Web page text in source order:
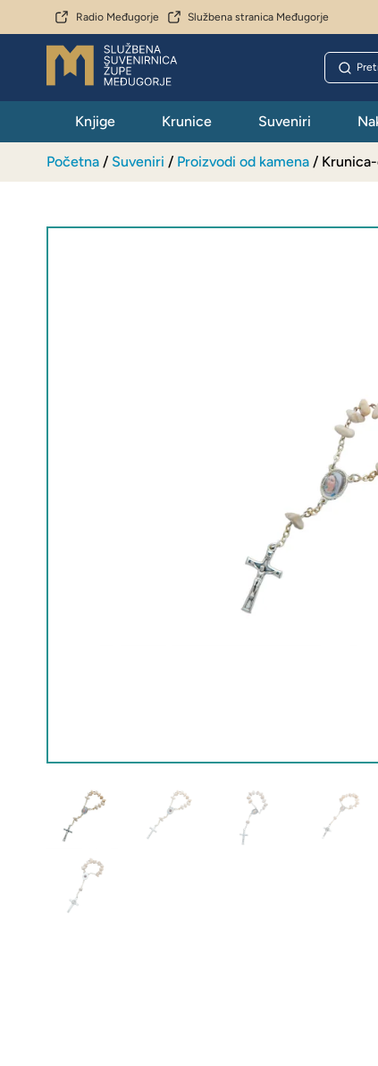
Radio Međugorje Službena stranica Međugorje
Knjige Krunice Suveniri
Početna / Suveniri / Proizvodi od kamena /